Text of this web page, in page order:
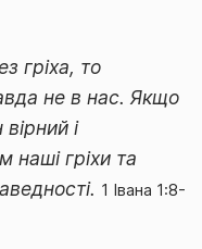
гріха, то
не в нас. Якщо
і
наші гріхи та
1 Івана 1:8-